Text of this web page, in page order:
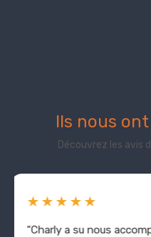
Ils nous
Découvrez les avis
★★★★★
“Charly a su nous